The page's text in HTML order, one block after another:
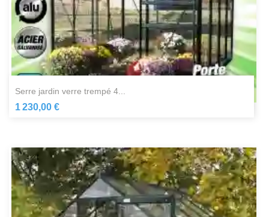
serre jardin verre trempé 4...
1 230,00 €